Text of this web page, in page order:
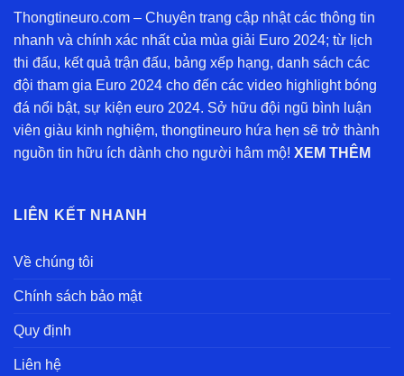
Thongtineuro.com – Chuyên trang cập nhật các thông tin
nhanh và chính xác nhất của mùa giải Euro 2024; từ lịch
thi đấu, kết quả trận đấu, bảng xếp hạng, danh sách các
đội tham gia Euro 2024 cho đến các video highlight bóng
đá nổi bật, sự kiện euro 2024. Sở hữu đội ngũ bình luận
viên giàu kinh nghiệm, thongtineuro hứa hẹn sẽ trở thành
nguồn tin hữu ích dành cho người hâm mộ! XEM THÊM
LIÊN KẾT NHANH
Về chúng tôi
Chính sách bảo mật
Quy định
Liên hệ